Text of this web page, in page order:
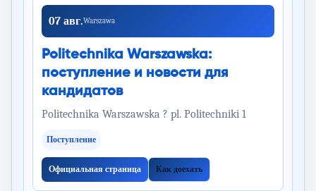
07 авг.Warszawa
Politechnika Warszawska:
поступление и новости для
кандидатов
Politechnika Warszawska ? pl. Politechniki 1
Поступление
Официальная страница Как доехать